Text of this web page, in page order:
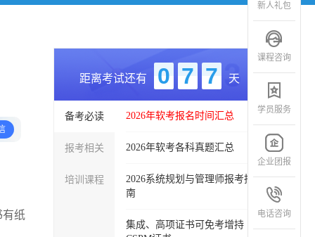
有纸
距离考试还有 0 7 7 天
备考必读
报考相关
培训课程
2026年软考报名时间汇总
2026年软考各科真题汇总
2026系统规划与管理师报考指
南
集成、高项证书可免考增持
新人礼包
课程咨询
学员服务
企业团报
电话咨询